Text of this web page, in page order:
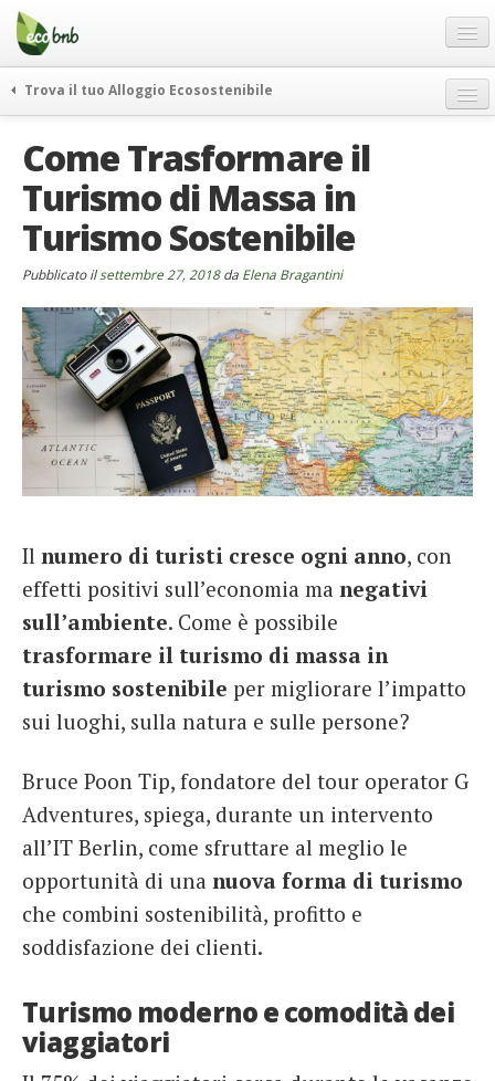
Menu
Salta
contenuto
Offerte Speciali
Regali
FAQ
Chi Siamo
Partner
Contatti
Italiano
German
English
Italiano
Trova il tuo Alloggio Ecosostenibile
itinerari
curiosità
vivere e viaggiare verde
rassegna stampa
Come Trasformare il
Turismo di Massa in
Turismo Sostenibile
Pubblicato ilsettembre 27, 2018da Elena Bragantini
Il numero di turisti cresce ogni anno, con
effetti positivi sull’economia ma negativi
sull’ambiente. Come è possibile
trasformare il turismo di massa in
turismo sostenibile per migliorare l’impatto
sui luoghi, sulla natura e sulle persone?
Bruce Poon Tip, fondatore del tour operator G
Adventures, spiega, durante un intervento
all’IT Berlin, come sfruttare al meglio le
opportunità di una nuova forma di turismo
che combini sostenibilità, profitto e
soddisfazione dei clienti.
Turismo moderno e comodità dei
viaggiatori